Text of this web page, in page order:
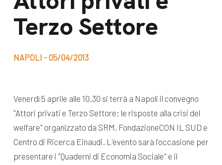
Terzo Settore
NAPOLI - 05/04/2013
Venerdì 5 aprile alle 10.30 si terrà a Napoli il convegno
"Attori privati e Terzo Settore: le risposte alla crisi del
welfare" organizzato da SRM, FondazioneCON IL SUD e
Centro di Ricerca Einaudi. L'evento sarà l'occasione per
presentare i "Quaderni di Economia Sociale" e il
Lavora con noi
Bilancio di
missione
appuntamenti
News
Appuntamenti
dal Sud
Campagne
Videomagazine
e blog progetti